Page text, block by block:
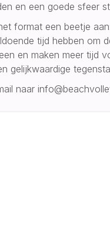
en een goede sfeer
format een beetje
tijd hebben om
en maken meer tijd
gelijkwaardige
naar